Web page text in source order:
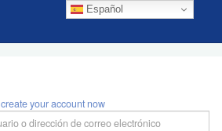
Español
create your account now